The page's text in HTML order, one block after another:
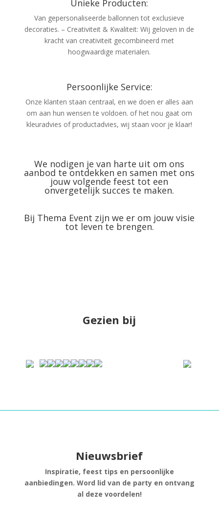
Unieke Producten:
Van gepersonaliseerde ballonnen tot exclusieve
decoraties. – Creativiteit & Kwaliteit: Wij geloven in de
kracht van creativiteit gecombineerd met
hoogwaardige materialen.
Persoonlijke Service:
Onze klanten staan centraal, en we doen er alles aan
om aan hun wensen te voldoen. of het nou gaat om
kleuradvies of productadvies, wij staan voor je klaar!
We nodigen je van harte uit om ons
aanbod te ontdekken en samen met ons
jouw volgende feest tot een
onvergetelijk succes te maken.
Bij Thema Event zijn we er om jouw visie
tot leven te brengen.
Gezien bij
Nieuwsbrief
Inspiratie, feest tips en persoonlijke
aanbiedingen. Word lid van de party en ontvang
al deze voordelen!